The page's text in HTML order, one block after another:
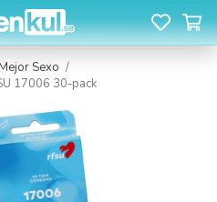
Sexo /
17006 30-pack